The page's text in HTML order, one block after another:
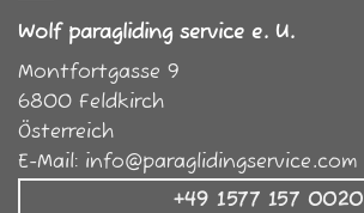
Wolf paragliding service e. U.
Montfortgasse 9
6800 Feldkirch
Österreich
E-Mail: info@paraglidingservice.com
+49 1577 157 0020